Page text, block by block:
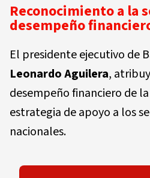
Reconocimiento a la
desempeño
El presidente ejecutivo de
Leonardo Aguilera,
desempeño financiero de
estrategia de apoyo a los
nacionales.